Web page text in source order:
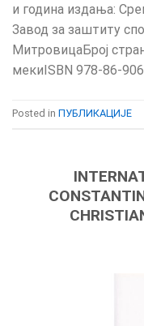
и година издања:
Завод за заштиту
МитровицаБрој
мекиISBN 978-86-
Posted in ПУБЛИКАЦИЈЕ